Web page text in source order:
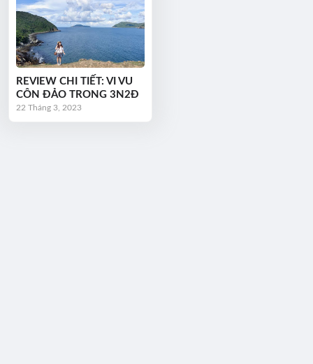
REVIEW CHI TIẾT: VI VU
CÔN ĐẢO TRONG 3N2Đ
22 Tháng 3, 2023